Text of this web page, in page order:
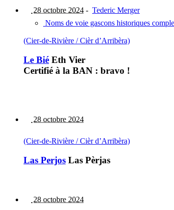
28 octobre 2024 - Tederic Merger
Noms de voie gascons historiques
(Cier-de-Rivière / Cièr d’Arribèra)
Le Bié Eth Vier
Certifié à la BAN : bravo !
28 octobre 2024
(Cier-de-Rivière / Cièr d’Arribèra)
Las Perjos Las Pèrjas
28 octobre 2024